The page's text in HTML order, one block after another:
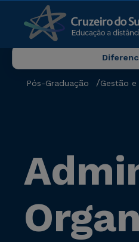
Pós-Graduação Gestão e